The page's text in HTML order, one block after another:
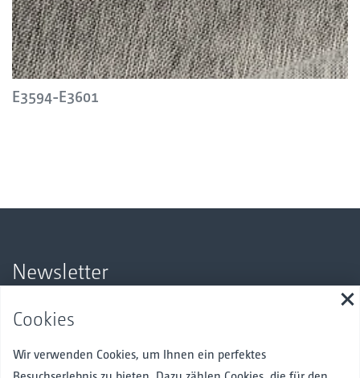
E3594-E3601
Newsletter
Laufenden.
Hier anmelden
Cookies
Wir verwenden Cookies, um Ihnen ein perfektes